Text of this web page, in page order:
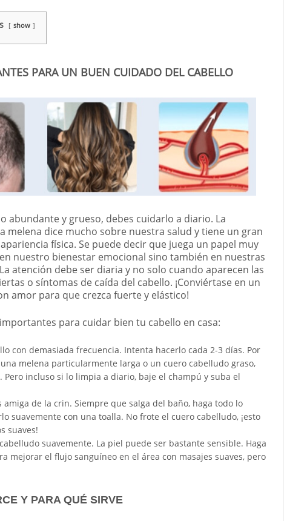
show
PARA UN BUEN CUIDADO DEL CABELLO
abundante y grueso, debes cuidarlo a diario. La
melena dice mucho sobre nuestra salud y tiene un gran
física. Se puede decir que juega un papel muy
nuestro bienestar emocional sino también en nuestras
atención debe ser diaria y no solo cuando aparecen las
o síntomas de caída del cabello. ¡Conviértase en un
amor para que crezca fuerte y elástico!
para cuidar bien tu cabello en casa:
con demasiada frecuencia. Intenta hacerlo cada 2-3 días. Por
melena particularmente larga o un cuero cabelludo graso,
Pero incluso si lo limpia a diario, baje el champú y suba el
amiga de la crin. Siempre que salga del baño, haga todo lo
suavemente con una toalla. No frote el cuero cabelludo, ¡esto
suaves!
suavemente. La piel puede ser bastante sensible. Haga
mejorar el flujo sanguíneo en el área con masajes suaves, pero
Y PARA QUÉ SIRVE